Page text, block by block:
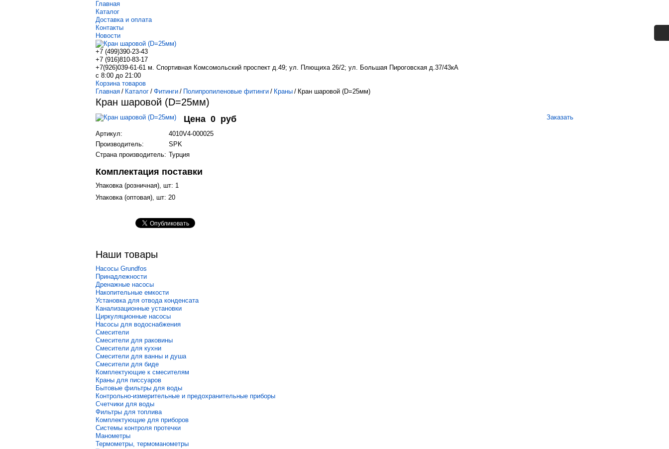
Главная
Каталог
Доставка и оплата
Контакты
Новости
+7 (499)390-23-43
+7 (916)810-83-17
+7(926)039-61-61 м. Спортивная Комсомольский проспект д.49; ул. Плющиха 26/2; ул. Большая Пироговская д.37/43кА
с 8:00 до 21:00
Корзина товаров
Главная / Каталог / Фитинги / Полипропиленовые фитинги / Краны / Кран шаровой (D=25мм)
Кран шаровой (D=25мм)
Заказать
Цена 0 руб
Артикул:
4010V4-000025
Производитель:
SPK
Страна производитель: Турция
Комплектация поставки
Упаковка (розничная), шт: 1
Упаковка (оптовая), шт: 20
Наши товары
Насосы Grundfos
Принадлежности
Дренажные насосы
Накопительные емкости
Установка для отвода конденсата
Канализационные установки
Циркуляционные насосы
Насосы для водоснабжения
Смесители
Смесители для раковины
Смесители для кухни
Смесители для ванны и душа
Смесители для биде
Комплектующие к смесителям
Краны для писсуаров
Бытовые фильтры для воды
Контрольно-измерительные и предохранительные приборы
Счетчики для воды
Фильтры для топлива
Комплектующие для приборов
Системы контроля протечки
Манометры
Термометры, термоманометры